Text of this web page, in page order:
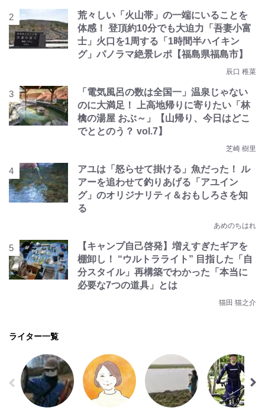
荒々しい「火山帯」の一端にいることを
体感！ 登頂約10分でも大迫力「吾妻小富
士」火口を1周する「1時間半ハイキン
グ」パノラマ絶景レポ【福島県福島市】
辰口 稚菜
「電気風呂の数は全国一」温泉じゃない
のに大満足！ 上高地帰りに寄りたい「林
檎の湯屋 おぶ～」【山帰り、今日はどこ
でととのう？ vol.7】
芝崎 樹里
アユは「怒らせて掛ける」魚だった！ ル
アーを追わせて釣りあげる「アユイン
グ」のオリジナリティ＆おもしろさを知
る
あめのちはれ
【キャンプ自己啓発】増えすぎたギアを
棚卸し！ “ウルトラライト” 目指した「自
分スタイル」再構築でわかった「本当に
必要な7つの道具」とは
猫田 猫之介
ライター一覧